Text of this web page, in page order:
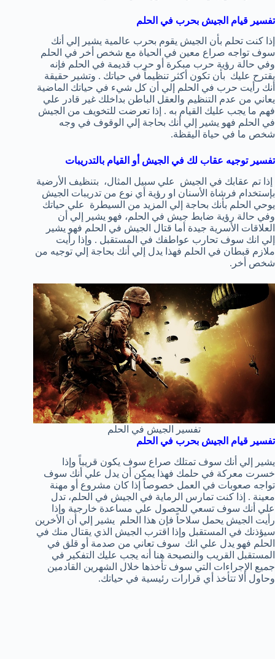
تفسير قيام الجيش بحرب في الحلم
إذا كنت تحلم بأن الجيش يقوم بحرب عالمية يشير إلي أنك
سوف تواجه صراع معين في الحياة مع شخص أخر في الحلم
وفي حالة رؤية حرب مبكرة أو حرب قديمة في الحلم فإنه
يقترح عليك بأن تكون أكثر تنظيماً في حياتك . وتشير حقيقة
أنك رأيت حرب في الحلم إلي أن كل شيء في حياتك الماضية
يعاني من عدم التنظيم والعقل الباطن بداخلك غير قادر علي
فهم ما يجب عليك القيام به . إذا تعرضت للتخويف من الجيش
في الحلم فهو يشير إلي أنك بحاجة إلي الوقوف في وجه
شخص ما في حياة اليقظة.
تفسير توجيه عقاب لك في الجيش أو القيام بالتدريبات
إذا تم عقابك في الجيش علي سبيل المثال، بتنظيف الأرضية
بإستخدام فرشاة الأسنان او رؤية أي نوع من تدريبات الجيش
يوحي الحلم بأنك بحاجة إلي المزيد من السيطرة علي حياتك
وفي حالة رؤية ضابط جيش في الحلم، فهو يشير إلي أن
العلاقات الأسرية جيدة أما قتال الجيش في الحلم فهو يشير
إلي انك سوف تحارب عواطفك في المستقبل . وإذا رأيت
ملازم قبطان في الحلم فهذا يدل إلي أنك بحاجة إلي توجيه من
شخص أخر.
تفسير الجيش في الحلم
تفسير قيام الجيش بحرب في الحلم
يشير إلي أنك سوف تمتلك صراع سوف يكون قريباً وإذا
خسرت معركة في حلمك فهذا يمكن أن يدل علي أنك سوف
تواجه صعوبات في العمل خصوصاً إذا كان مشروع أو مهنة
معينة . إذا كنت تمارس الرماية في الجيش في الحلم، تدل
علي أنك سوف تسعي للحصول علي مساعدة خارجية وإذا
رأيت الجيش يحمل سلاحاً فإن هذا الحلم يشير إلي أن الأخرين
سيؤذنك في المستقبل وإذا اقترب الجيش الذي يقتال منك في
الحلم فهو يدل علي انك سوف تعاني من صدمة أو قلق في
المستقبل القريب والنصيحة هنا أنه يجب عليك التفكير في
جميع الإجراءات التي سوف تأخذها خلال الشهرين القادمين
وحاول ألا تتأخذ أي قرارات رئيسية في حياتك.